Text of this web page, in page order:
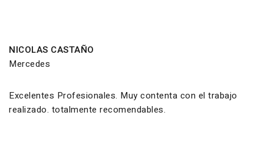
NICOLAS CASTAÑO
Mercedes
Excelentes Profesionales. Muy contenta con el trabajo
realizado. totalmente recomendables.